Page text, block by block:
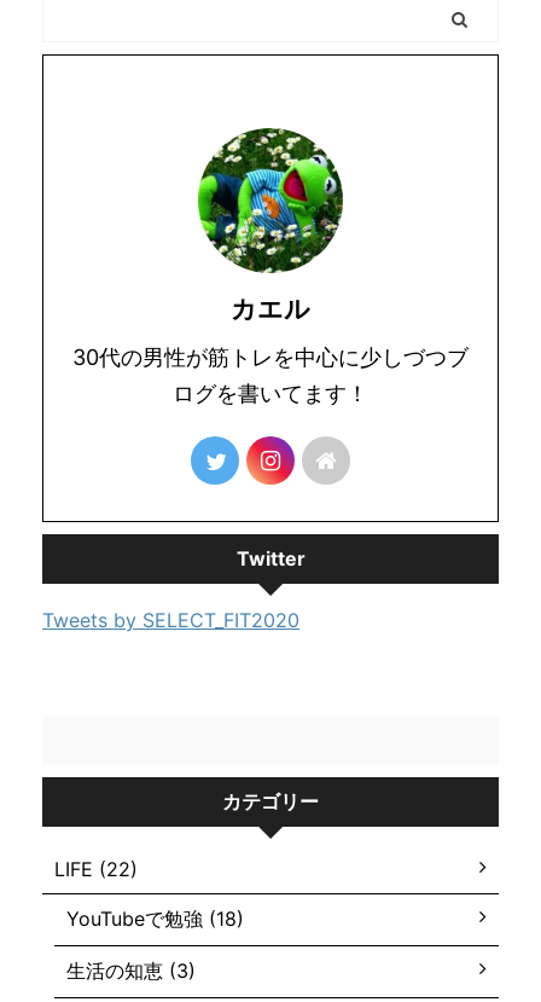
カエル
30代の男性が筋トレを中心に少しづつブ
ログを書いてます！
Twitter
Tweets by SELECT_FIT2020
カテゴリー
LIFE (22)
YouTubeで勉強 (18)
生活の知恵 (3)